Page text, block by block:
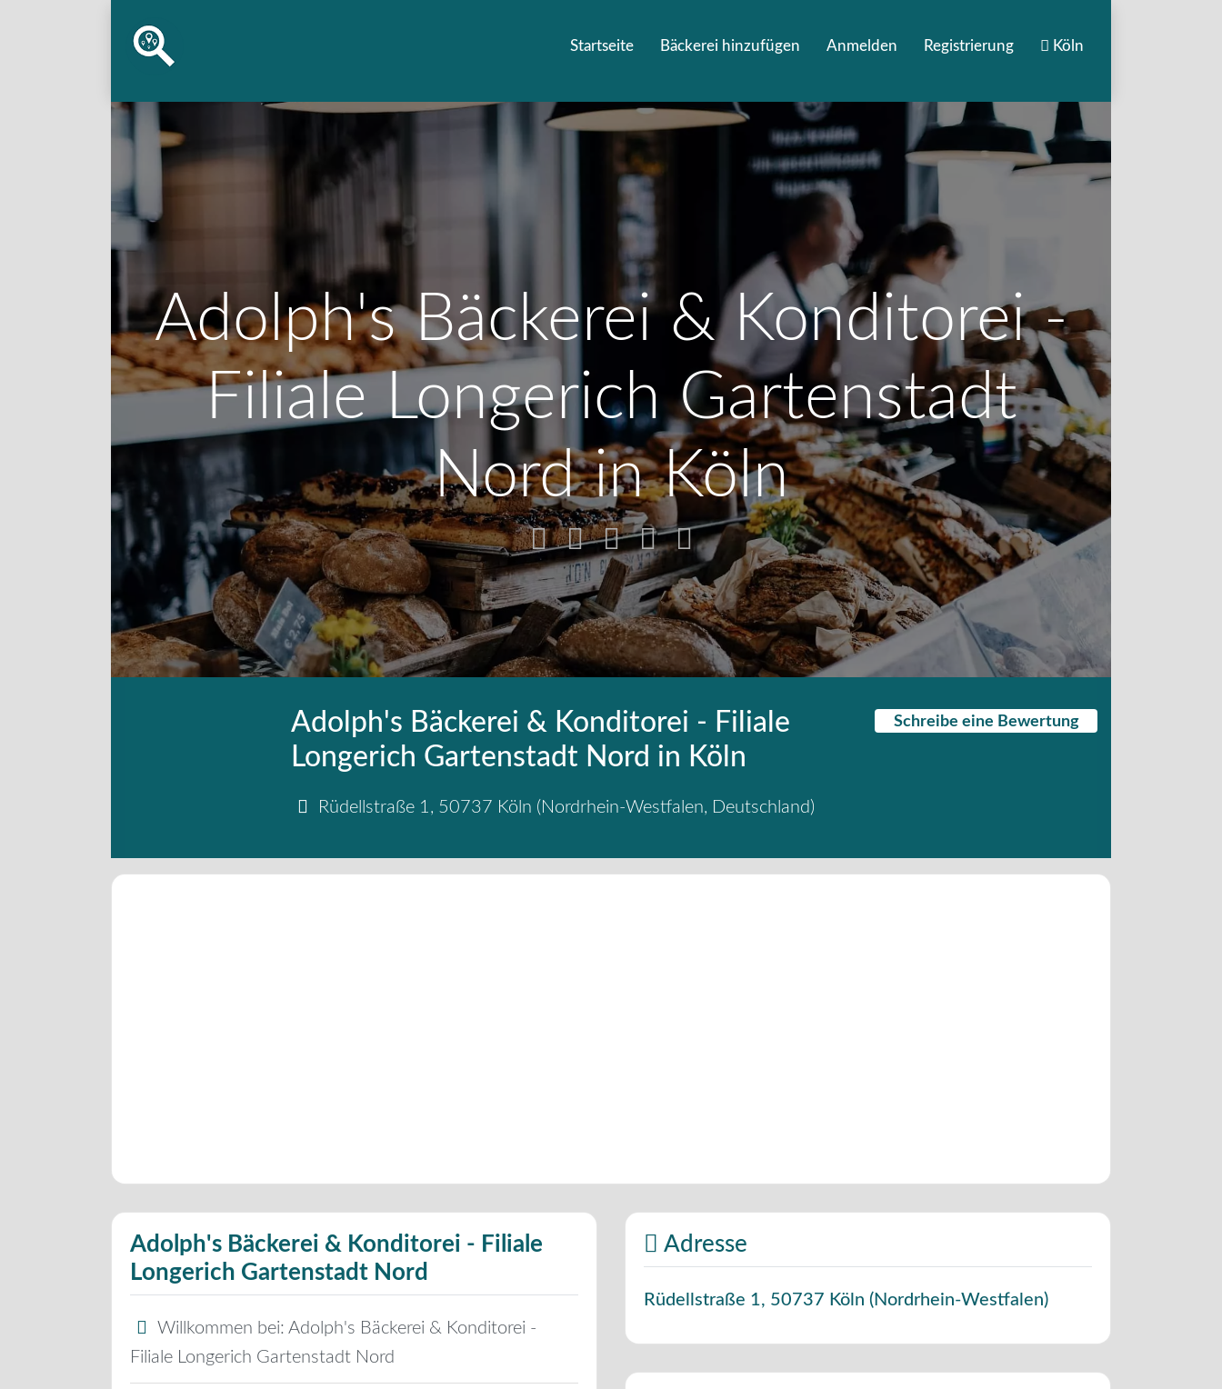
Startseite Bäckerei hinzufügen Anmelden Registrierung Köln
Adolph's Bäckerei & Konditorei -
Filiale Longerich Gartenstadt
Nord in Köln
Adolph's Bäckerei & Konditorei - Filiale
Longerich Gartenstadt Nord in Köln
Rüdellstraße 1, 50737 Köln ( Nordrhein-Westfalen, Deutschland)
Schreibe eine Bewertung
Adolph's Bäckerei & Konditorei - Filiale
Longerich Gartenstadt Nord
Willkommen bei: Adolph's Bäckerei & Konditorei -
Filiale Longerich Gartenstadt Nord
Adresse
Rüdellstraße 1, 50737 Köln ( Nordrhein-Westfalen)